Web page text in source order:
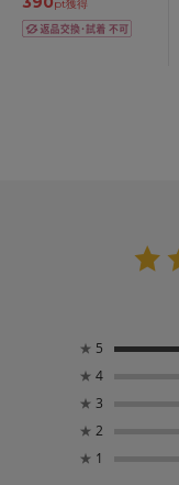
pt獲得
★ 5
★ 4
★ 3
★ 2
★ 1